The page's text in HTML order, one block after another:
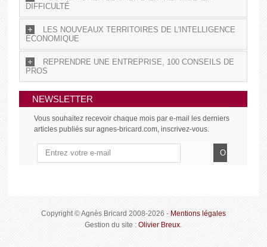
DIFFICULTÉ
LES NOUVEAUX TERRITOIRES DE L'INTELLIGENCE
ÉCONOMIQUE
REPRENDRE UNE ENTREPRISE, 100 CONSEILS DE
PROS
NEWSLETTER
Vous souhaitez recevoir chaque mois par e-mail les derniers
articles publiés sur agnes-bricard.com, inscrivez-vous.
Copyright © Agnès Bricard 2008-2026 - Mentions légales
Gestion du site :Olivier Breux.